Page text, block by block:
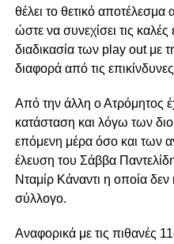
θέλει το θετικό αποτέλεσμα
ώστε να συνεχίσει τις
διαδικασία των play out με
διαφορά από τις
Από την άλλη ο Ατρόμητος
κατάσταση και λόγω των
επόμενη μέρα όσο και των
έλευση του Σάββα
Νταμίρ Κάναντι η οποία δεν
σύλλογο.
Αναφορικά με τις πιθανές